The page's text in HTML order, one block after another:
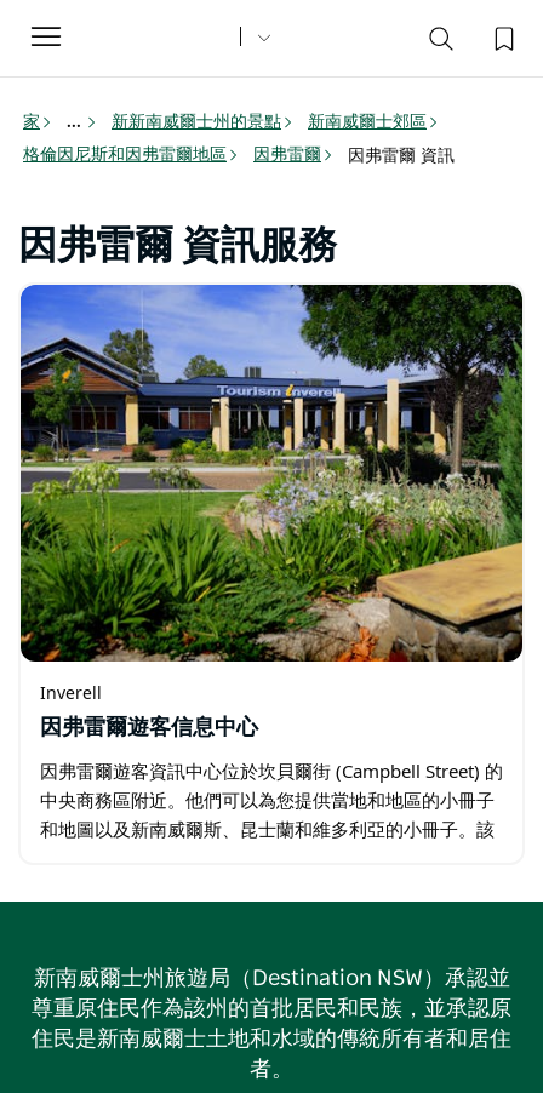
Toggle
navigation
家 ... 新新南威爾士州的景點
新南威爾士郊區
格倫因尼斯和因弗雷爾地區
因弗雷爾 因弗雷爾 資訊
因弗雷爾 資訊服務
Inverell
因弗雷爾遊客信息中心
因弗雷爾遊客資訊中心位於坎貝爾街 (Campbell Street) 的
中央商務區附近。他們可以為您提供當地和地區的小冊子
和地圖以及新南威爾斯、昆士蘭和維多利亞的小冊子。該
新南威爾士州旅遊局（Destination NSW）承認並
尊重原住民作為該州的首批居民和民族，並承認原
住民是新南威爾士土地和水域的傳統所有者和居住
者。